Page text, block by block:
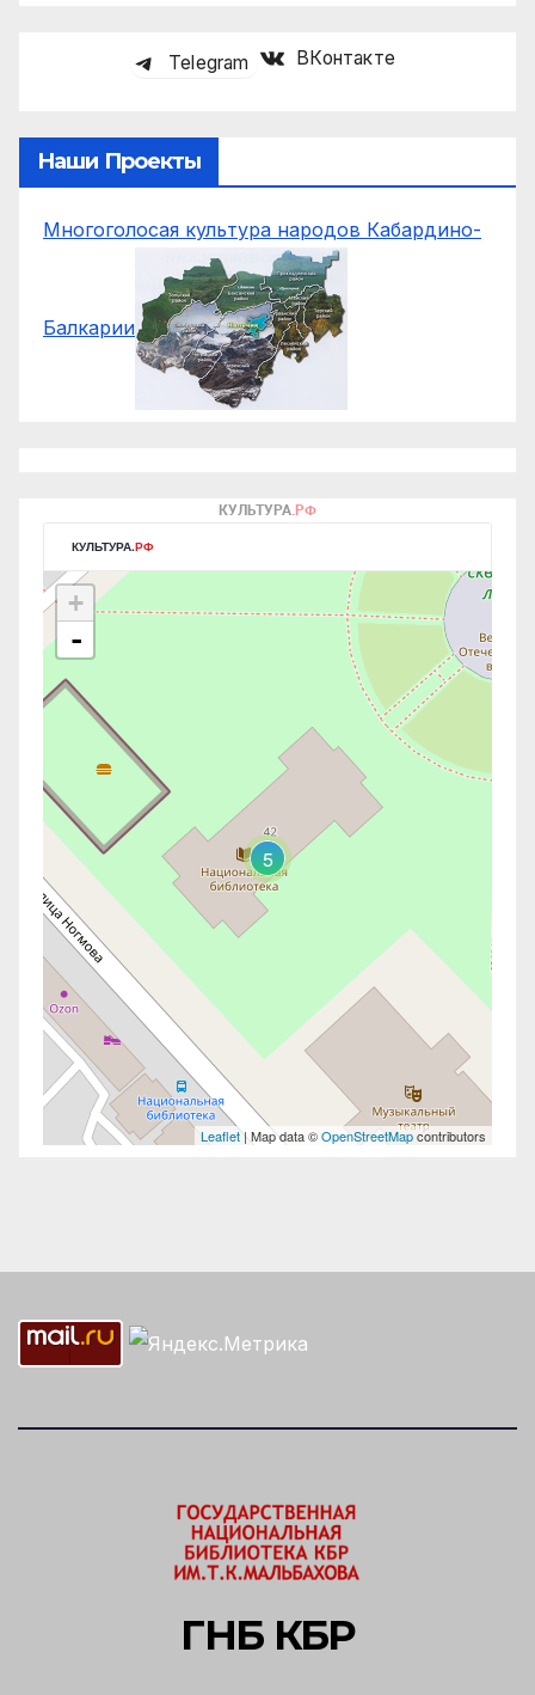
Telegram ВКонтакте
Наши Проекты
Многоголосая культура народов Кабардино-
Балкарии
ГНБ КБР